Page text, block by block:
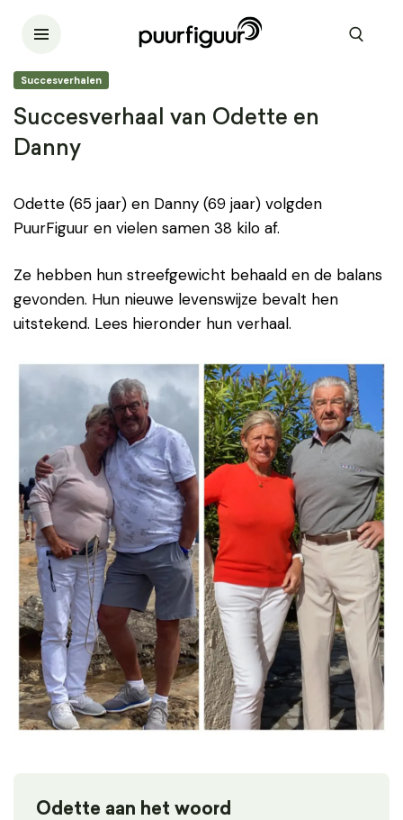
Succesverhalen
Succesverhaal van Odette en
Danny
Odette (65 jaar) en Danny (69 jaar) volgden
PuurFiguur en vielen samen 38 kilo af.
Ze hebben hun streefgewicht behaald en de balans
gevonden. Hun nieuwe levenswijze bevalt hen
uitstekend. Lees hieronder hun verhaal.
Odette aan het woord